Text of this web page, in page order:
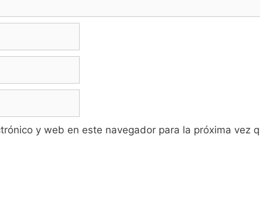
y web en este navegador para la próxima vez